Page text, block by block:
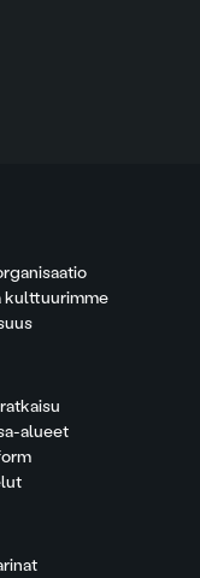
kulttuurimme
alueet